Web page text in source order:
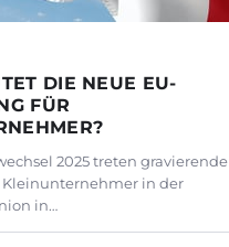
DIE NEUE EU-
FÜR
2025 treten gravierende
in der
in…